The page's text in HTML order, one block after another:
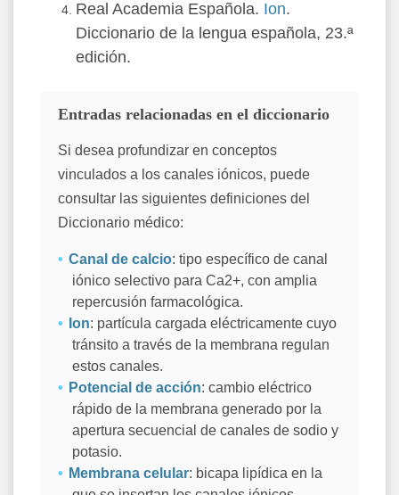
Real Academia Española. Ion.
Diccionario de la lengua española, 23.ª
edición.
Entradas relacionadas en el diccionario
Si desea profundizar en conceptos
vinculados a los canales iónicos, puede
consultar las siguientes definiciones del
Diccionario médico:
Canal de calcio: tipo específico de canal
iónico selectivo para Ca2+, con amplia
repercusión farmacológica.
Ion: partícula cargada eléctricamente cuyo
tránsito a través de la membrana regulan
estos canales.
Potencial de acción: cambio eléctrico
rápido de la membrana generado por la
apertura secuencial de canales de sodio y
potasio.
Membrana celular: bicapa lipídica en la